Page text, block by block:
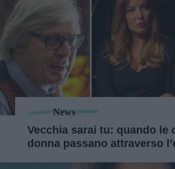
News
Vecchia sarai tu: quando le
donna passano attraverso